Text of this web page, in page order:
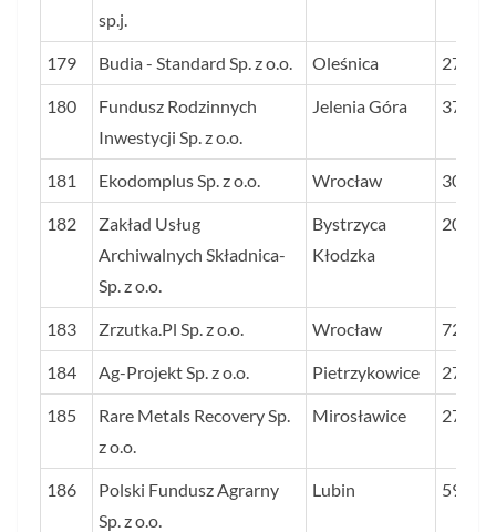
sp.j.
179 Budia - Standard Sp. z o.o. Oleśnica 27
180
Fundusz Rodzinnych
Inwestycji Sp. z o.o.
Jelenia Góra 37
181 Ekodomplus Sp. z o.o. Wrocław 30
182
Zakład Usług
Archiwalnych Składnica-
Sp. z o.o.
Bystrzyca
Kłodzka
20
183 Zrzutka.Pl Sp. z o.o. Wrocław 727
184 Ag-Projekt Sp. z o.o. Pietrzykowice 27
185
Rare Metals Recovery Sp.
z o.o.
Mirosławice 27
186
Polski Fundusz Agrarny
Sp. z o.o.
Lubin 59